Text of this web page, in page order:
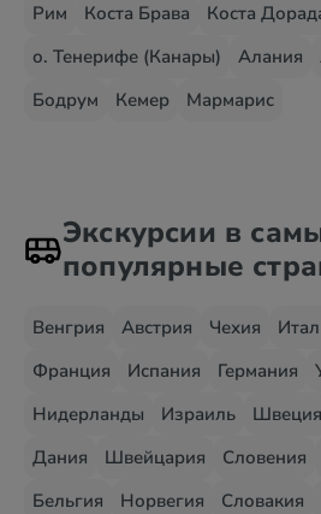
Рим
Коста Брава Коста
о. Тенерифе (Канары)
Алания
Бодрум
Кемер Мармарис
Экскурсии в
популярные
Венгрия Австрия Чехия
Франция
Испания Германия
Нидерланды
Израиль Швеция
Дания
Швейцария Словения
Бельгия
Норвегия Словакия